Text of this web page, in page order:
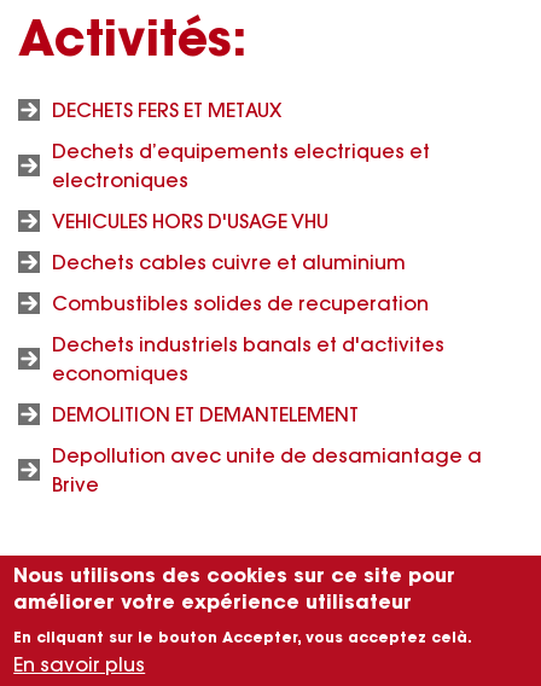
Activités:
DECHETS FERS ET METAUX
Dechets d’equipements electriques et
electroniques
VEHICULES HORS D'USAGE VHU
Dechets cables cuivre et aluminium
Combustibles solides de recuperation
Dechets industriels banals et d'activites
economiques
DEMOLITION ET DEMANTELEMENT
Depollution avec unite de desamiantage a
Brive
Nous utilisons des cookies sur ce site pour
améliorer votre expérience utilisateur
En cliquant sur le bouton Accepter, vous acceptez celà.
En savoir plus